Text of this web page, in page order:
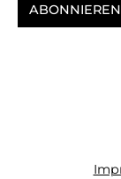
ABONNIEREN